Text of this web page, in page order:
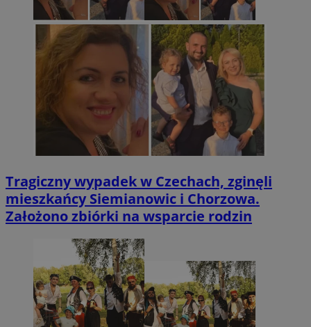
Tragiczny wypadek w Czechach, zginęli
mieszkańcy Siemianowic i Chorzowa.
Założono zbiórki na wsparcie rodzin